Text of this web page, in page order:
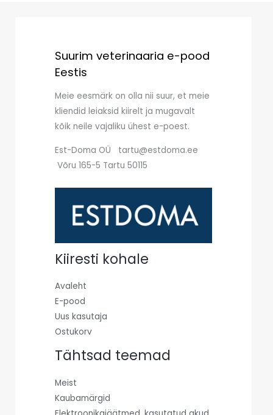
Suurim veterinaaria e-pood
Eestis
Meie eesmärk on olla nii suur, et meie
kliendid leiaksid kiirelt ja mugavalt
kõik neile vajaliku ühest e-poest.
Est-Doma OÜ tartu@estdoma.ee
Võru 165-5 Tartu 50115
Kiiresti kohale
Avaleht
E-pood
Uus kasutaja
Ostukorv
Tähtsad teemad
Meist
Kaubamärgid